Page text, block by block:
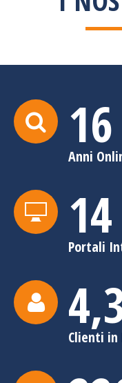
16
Anni
14
Portali
Clienti